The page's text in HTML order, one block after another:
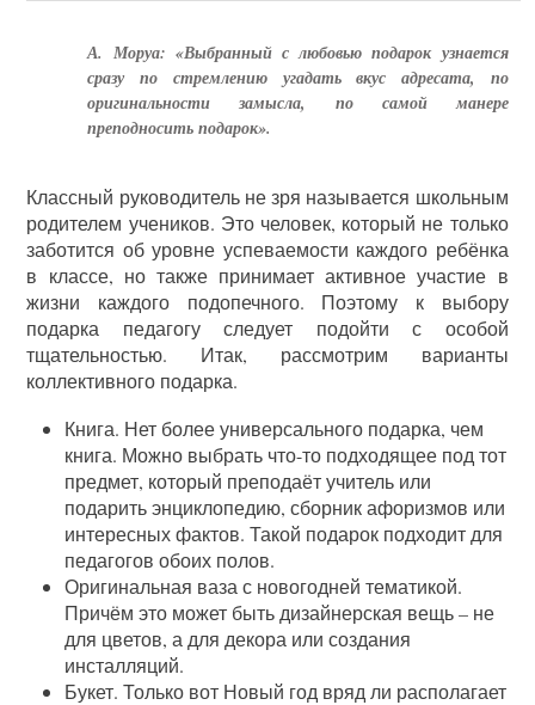
А. Моруа: «Выбранный с любовью подарок узнается
сразу по стремлению угадать вкус адресата, по
оригинальности замысла, по самой манере
преподносить подарок».
Классный руководитель не зря называется школьным
родителем учеников. Это человек, который не только
заботится об уровне успеваемости каждого ребёнка
в классе, но также принимает активное участие в
жизни каждого подопечного. Поэтому к выбору
подарка педагогу следует подойти с особой
тщательностью. Итак, рассмотрим варианты
коллективного подарка.
Книга. Нет более универсального подарка, чем
книга. Можно выбрать что-то подходящее под тот
предмет, который преподаёт учитель или
подарить энциклопедию, сборник афоризмов или
интересных фактов. Такой подарок подходит для
педагогов обоих полов.
Оригинальная ваза с новогодней тематикой.
Причём это может быть дизайнерская вещь – не
для цветов, а для декора или создания
инсталляций.
Букет. Только вот Новый год вряд ли располагает